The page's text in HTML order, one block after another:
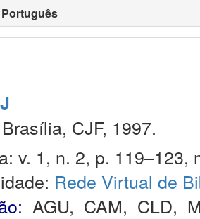
CJF, 1997.
v. 1, n. 2, p. 119–123,
Rede Virtual de
AGU, CAM, CLD,